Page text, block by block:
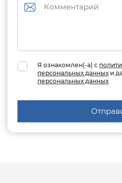
Я ознакомлен(-а) с
персональных данных и
персональных данных